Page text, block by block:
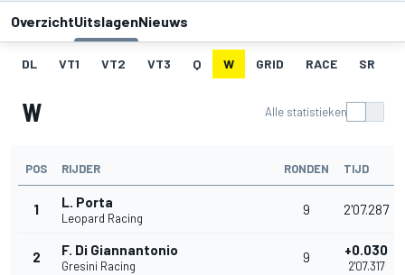
OverzichtUitslagenNieuws
DL VT1 VT2 VT3 Q W GRID RACE SR
W Alle statistieken
POS RIJDER RONDEN TIJD
1 L. Porta
Leopard Racing
9 2'07.287
2 F. Di Giannantonio
Gresini Racing
9 +0.030
2'07.317